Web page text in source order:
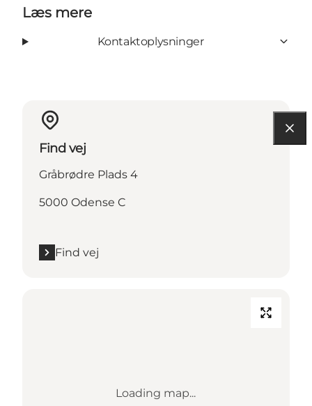
Læs mere
Kontaktoplysninger
Find vej
Gråbrødre Plads 4
5000 Odense C
Find vej
Loading map...